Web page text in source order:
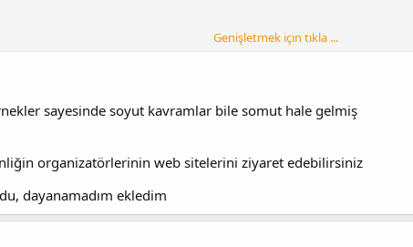
Genişletmek için tıkla ...
sayesinde soyut kavramlar bile somut hale gelmiş
organizatörlerinin web sitelerini ziyaret edebilirsiniz
dayanamadım ekledim